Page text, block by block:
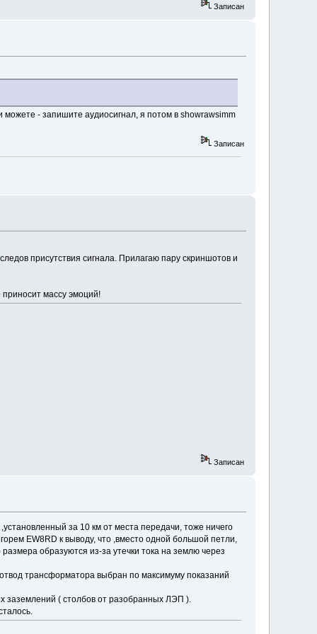
Записан
- запишите аудиосигнал, я потом в showrawsimm
Записан
присутствия сигнала. Прилагаю пару скриншотов и
массу эмоций!
Записан
за 10 км от места передачи, тоже ничего
EW8RD к выводу, что ,вместо одной большой петли,
образуются из-за утечки тока на землю через
трансформатора выбран по максимуму показаний
заземлений ( столбов от разобранных ЛЭП ).